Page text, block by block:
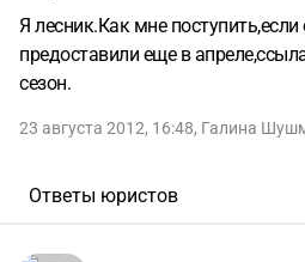
Я лесник.Как мне
предоставили еще в
сезон.
23 августа 2012, 16:48, Галина
Ответы юристов